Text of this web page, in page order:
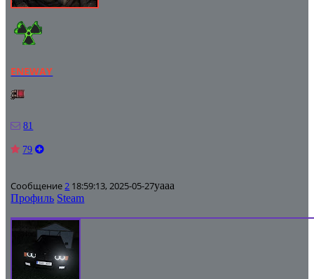
ENEWAY
81
79
Сообщение2 18:59:13, 2025-05-27уааа
Профиль Steam